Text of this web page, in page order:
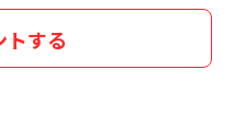
トする